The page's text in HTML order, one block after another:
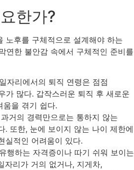
한가?
노후를 구체적으로 설계해야 하는
연한 불안감 속에서 구체적인 준비를
자리에서의 퇴직 연령은 점점
가 많다. 갑작스러운 퇴직 후 새로운
움을 겪기 쉽다.
거의 경력만으로는 통하지 않는
. 또한, 눈에 보이지 않는 나이 제한에
실적인 어려움이 있다.
행하는 자격증이나 따기 쉬워 보이는
자리가 거의 없거나, 지게차,